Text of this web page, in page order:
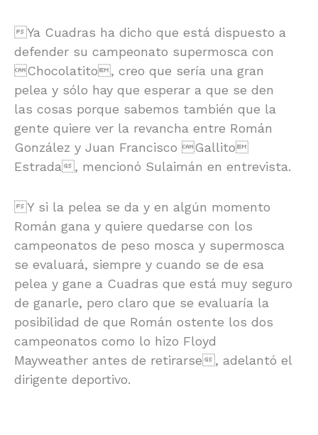
Ya Cuadras ha dicho que está dispuesto a
defender su campeonato supermosca con
Chocolatito, creo que sería una gran
pelea y sólo hay que esperar a que se den
las cosas porque sabemos también que la
gente quiere ver la revancha entre Román
González y Juan Francisco Gallito
Estrada, mencionó Sulaimán en entrevista.
Y si la pelea se da y en algún momento
Román gana y quiere quedarse con los
campeonatos de peso mosca y supermosca
se evaluará, siempre y cuando se de esa
pelea y gane a Cuadras que está muy seguro
de ganarle, pero claro que se evaluaría la
posibilidad de que Román ostente los dos
campeonatos como lo hizo Floyd
Mayweather antes de retirarse, adelantó el
dirigente deportivo.